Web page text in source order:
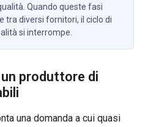
Quando queste fasi
tra diversi fornitori, il ciclo di
si interrompe.
produttore di
una domanda a cui quasi